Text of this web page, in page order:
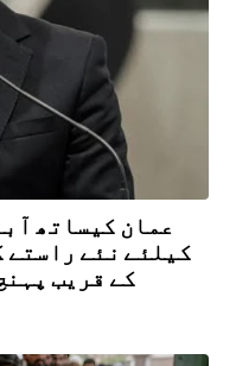
عمان کیساتھ
کیلئے نئے راستے
کے قریب